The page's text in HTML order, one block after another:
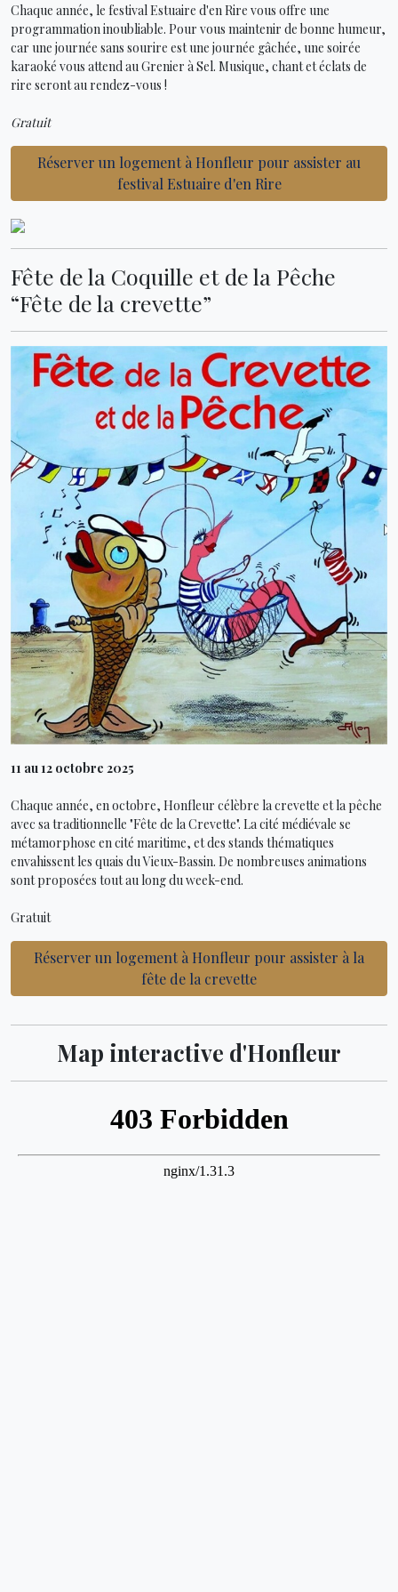
Chaque année, le festival Estuaire d'en Rire vous offre une
programmation inoubliable. Pour vous maintenir de bonne humeur,
car une journée sans sourire est une journée gâchée, une soirée
karaoké vous attend au Grenier à Sel. Musique, chant et éclats de
rire seront au rendez-vous !
Gratuit
Réserver un logement à Honfleur pour assister au
festival Estuaire d'en Rire
Fête de la Coquille et de la Pêche
“Fête de la crevette”
11 au 12 octobre 2025
Chaque année, en octobre, Honfleur célèbre la crevette et la pêche
avec sa traditionnelle "Fête de la Crevette". La cité médiévale se
métamorphose en cité maritime, et des stands thématiques
envahissent les quais du Vieux-Bassin. De nombreuses animations
sont proposées tout au long du week-end.
Gratuit
Réserver un logement à Honfleur pour assister à la
fête de la crevette
Map interactive d'Honfleur